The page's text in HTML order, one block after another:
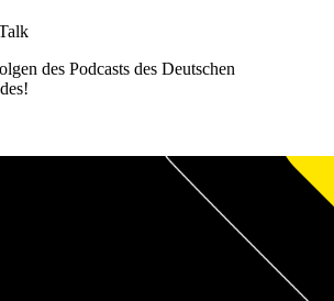
des Podcasts des Deutschen